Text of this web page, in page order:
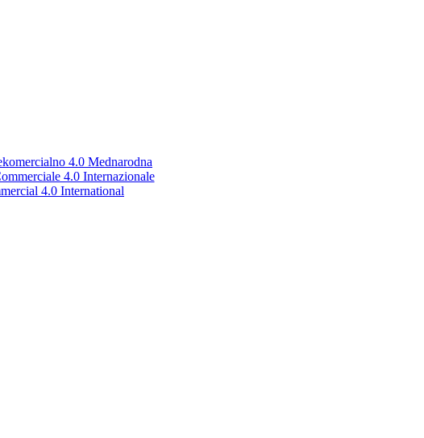
4.0 Mednarodna
4.0 Internazionale
4.0 International